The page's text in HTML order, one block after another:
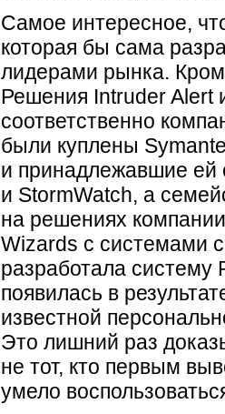
Самое интересное,
которая бы сама
лидерами рынка.
Решения Intruder Alert
соответственно
были куплены
и принадлежавшие ей
и StormWatch, а
на решениях
Wizards с системами
разработала систему
появилась в
известной
Это лишний раз
не тот, кто первым
умело